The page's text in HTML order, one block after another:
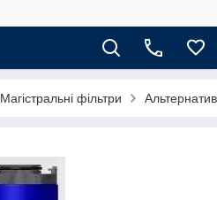
Магістральні фільтри